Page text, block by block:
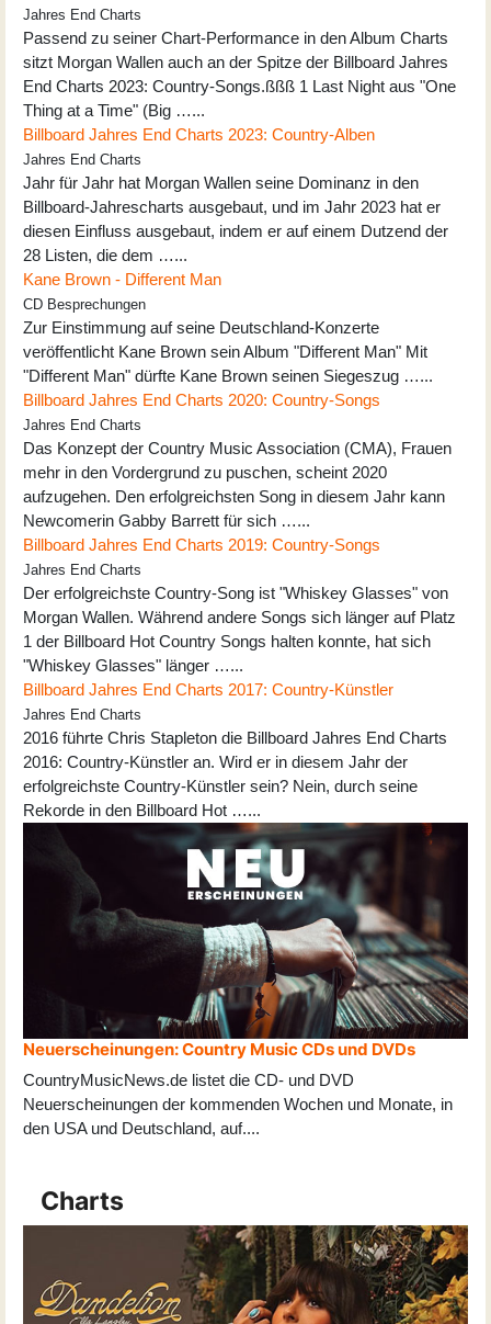
Jahres End Charts
Passend zu seiner Chart-Performance in den Album Charts
sitzt Morgan Wallen auch an der Spitze der Billboard Jahres
End Charts 2023: Country-Songs.ßßß 1 Last Night aus "One
Thing at a Time" (Big …...
Billboard Jahres End Charts 2023: Country-Alben
Jahres End Charts
Jahr für Jahr hat Morgan Wallen seine Dominanz in den
Billboard-Jahrescharts ausgebaut, und im Jahr 2023 hat er
diesen Einfluss ausgebaut, indem er auf einem Dutzend der
28 Listen, die dem …...
Kane Brown - Different Man
CD Besprechungen
Zur Einstimmung auf seine Deutschland-Konzerte
veröffentlicht Kane Brown sein Album "Different Man" Mit
"Different Man" dürfte Kane Brown seinen Siegeszug …...
Billboard Jahres End Charts 2020: Country-Songs
Jahres End Charts
Das Konzept der Country Music Association (CMA), Frauen
mehr in den Vordergrund zu puschen, scheint 2020
aufzugehen. Den erfolgreichsten Song in diesem Jahr kann
Newcomerin Gabby Barrett für sich …...
Billboard Jahres End Charts 2019: Country-Songs
Jahres End Charts
Der erfolgreichste Country-Song ist "Whiskey Glasses" von
Morgan Wallen. Während andere Songs sich länger auf Platz
1 der Billboard Hot Country Songs halten konnte, hat sich
"Whiskey Glasses" länger …...
Billboard Jahres End Charts 2017: Country-Künstler
Jahres End Charts
2016 führte Chris Stapleton die Billboard Jahres End Charts
2016: Country-Künstler an. Wird er in diesem Jahr der
erfolgreichste Country-Künstler sein? Nein, durch seine
Rekorde in den Billboard Hot …...
Neuerscheinungen: Country Music CDs und DVDs
CountryMusicNews.de listet die CD- und DVD
Neuerscheinungen der kommenden Wochen und Monate, in
den USA und Deutschland, auf....
Charts